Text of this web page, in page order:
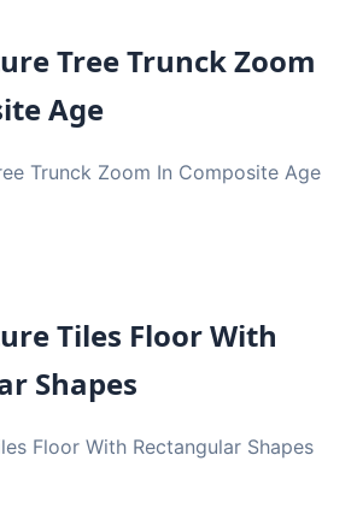
Tree Trunck Zoom
Age
Trunck Zoom In Composite Age
Tiles Floor With
Shapes
Floor With Rectangular Shapes